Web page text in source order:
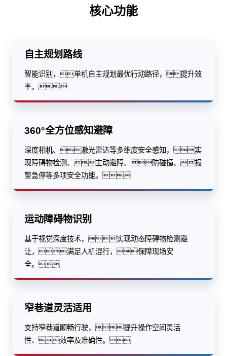
核心功能
自主规划路线
智能识别，单机自主规划最优行动路径，提升效
率。
360°全方位感知避障
深度相机、激光雷达等多维度安全感知，实
现障碍物检测、主动避障、防碰撞、报
警急停等多项安全功能。
运动障碍物识别
基于视觉深度技术，实现动态障碍物检测避
让，满足人机混行，保障现场安
全。
窄巷道灵活适用
支持窄巷道顺畅行驶，提升操作空间灵活
性、效率及准确性。